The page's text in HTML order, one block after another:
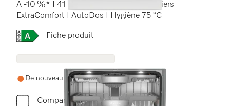
A -10 %* I 41 dB I tiroir à couverts I paniers
ExtraComfort I AutoDos I Hygiène 75 °C
Online Label Flag, Étiquette énergétique
Fiche produit
De nouveau en stock d'ici une semaine
Comparer